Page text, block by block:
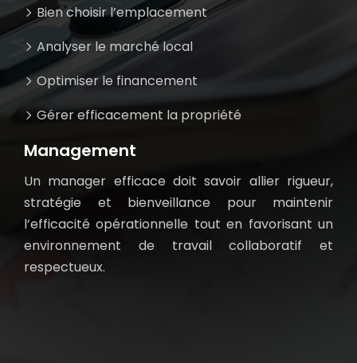
Bien choisir l’emplacement
Analyser le marché local
Optimiser le financement
Gérer efficacement la propriété
Management
Un manager efficace doit savoir allier rigueur,
stratégie et bienveillance pour maintenir
l’efficacité opérationnelle tout en favorisant un
environnement de travail collaboratif et
respectueux.